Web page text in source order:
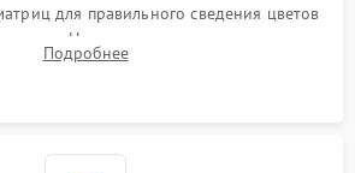
для правильного сведения цветов
Надежное подключение всех
датчиков и закрытие корпуса
Подробнее